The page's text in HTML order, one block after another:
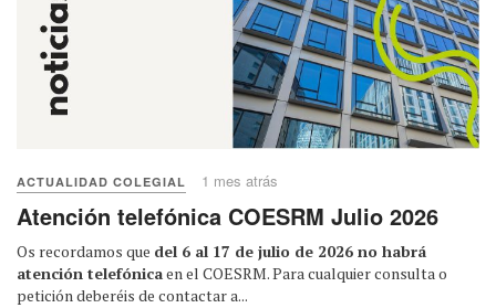
ACTUALIDAD COLEGIAL 1 mes atrás
Atención telefónica COESRM Julio 2026
Os recordamos que del 6 al 17 de julio de 2026 no habrá
atención telefónicaen el COESRM. Para cualquier consulta o
petición deberéis de contactar a...